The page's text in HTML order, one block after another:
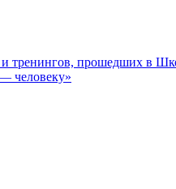
тренингов, прошедших в
человеку»